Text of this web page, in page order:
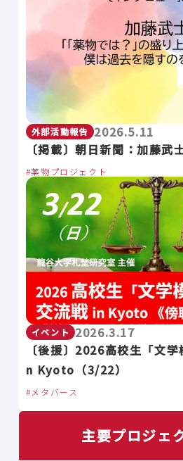
外部活動報告
2026.5.11
〔掲載〕朝日新聞：加藤武
薬物プロジェクト
イベント
2026.3.17
〔後援〕2026高校生「文
n Kyoto（3/22）
メタバース
主要プロジェ